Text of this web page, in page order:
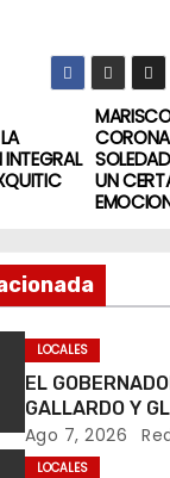
UN
LOCALES
EL
GALLARDO Y
LLEVAN
Ago 7, 2026
LOCALES